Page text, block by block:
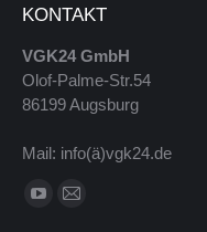
KONTAKT
VGK24 GmbH
Olof-Palme-Str.54
86199 Augsburg
Mail: info(ä)vgk24.de
Finde uns auf:
YouTube
E-